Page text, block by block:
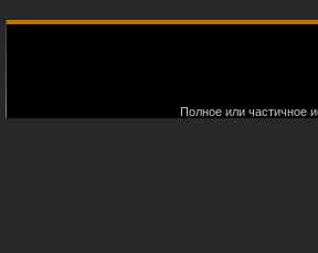
Полное или частичное